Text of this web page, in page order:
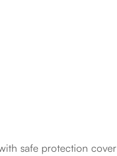
safe protection cover